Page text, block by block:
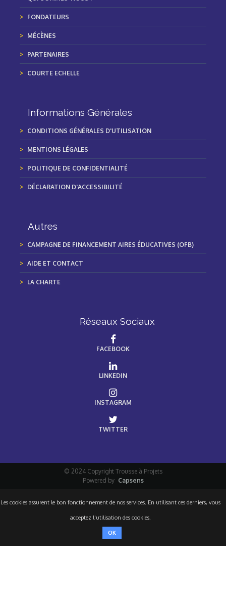
FONDATEURS
MÉCÈNES
PARTENAIRES
COURTE ECHELLE
Informations Générales
CONDITIONS GÉNÉRALES D'UTILISATION
MENTIONS LÉGALES
POLITIQUE DE CONFIDENTIALITÉ
DÉCLARATION D'ACCESSIBILITÉ
Autres
CAMPAGNE DE FINANCEMENT AIRES ÉDUCATIVES (OFB)
AIDE ET CONTACT
LA CHARTE
Réseaux Sociaux
FACEBOOK
LINKEDIN
INSTAGRAM
TWITTER
© 2024 Copyright Trousse à Projets
Powered by Capsens
Les cookies assurent le bon fonctionnement de nos services. En utilisant ces derniers, vous
acceptez l'utilisation des cookies.
OK